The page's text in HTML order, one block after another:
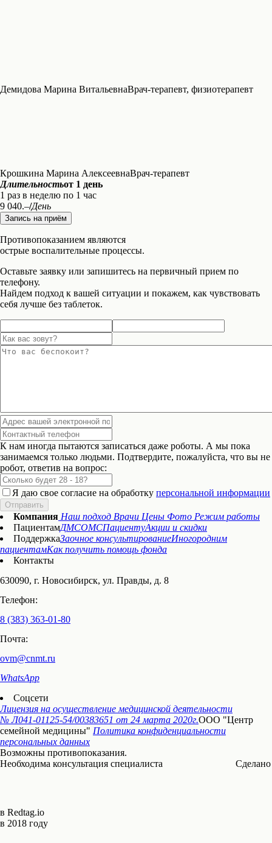
Демидова Марина ВитальевнаВрач-терапевт, физиотерапевт
Крошкина Марина АлексеевнаВрач-терапевт
Длительностьот 1 день
1 раз в неделю по 1 час
9 040.–/День
Запись на приём
Противопоказанием являются
острые воспалительные процессы.
Оставьте заявку или запишитесь на первичный прием по
телефону.
Найдем подход к вашей ситуации и покажем, как чувствовать
себя лучше без таблеток.
К нам иногда пытаются записаться даже роботы. А мы пока
занимаемся только людьми. Подтвердите, пожалуйста, что вы не
робот, ответив на вопрос:
Я даю свое согласие на обработку персональной информации
Отправить
Компания Наш подход Врачи Цены Фото Режим работы
ПациентамДМСОМСПациентуАкции и скидки
ПоддержкаЗаочное консультированиеИногородним
пациентамКак получить помощь фонда
Контакты
630090, г. Новосибирск, ул. Правды, д. 8
Телефон:
8 (383) 363-01-80
Почта:
ovm@cnmt.ru
WhatsApp
Соцсети
Лицензия на осуществление медицинской деятельности
№ Л041-01125-54/00383651 от 24 марта 2020г.ООО "Центр
семейной медицины" Политика конфиденциальности
персональных данных
Возможны противопоказания.
Необходима консультация специалиста
Сделано
в Redtag.io
в 2018 году